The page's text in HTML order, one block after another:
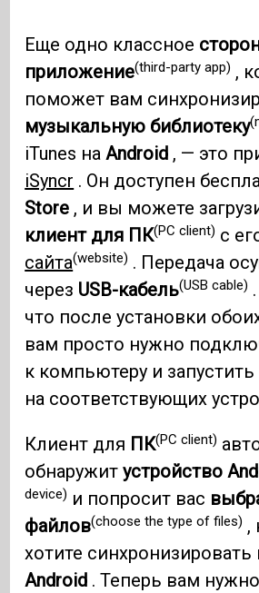
Еще одно классное
приложение(third-party app) ,
поможет вам
музыкальную библиотеку
iTunes наAndroid , — это
iSyncr . Он доступен
Store , и вы можете
клиент для ПК(PC client) с
сайта(website) . Передача
через USB-кабель(USB cable)
что после установки
вам просто нужно
к компьютеру и
на соответствующих
Клиент для ПК(PC client)
обнаружитустройство
device) и попросит вас
файлов(choose the type of files) ,
хотите
Android . Теперь вам